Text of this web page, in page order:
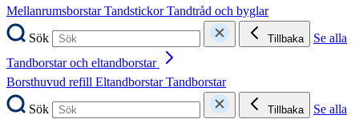
MellanrumsborstarTandstickorTandtråd och byglar
Sök
Tillbaka
Se alla
Tandborstar och eltandborstar
Borsthuvud refill EltandborstarTandborstar
Sök
Tillbaka
Se alla